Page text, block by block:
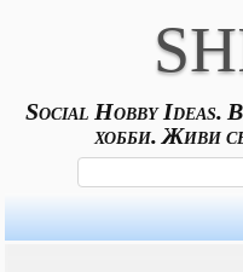
Social Hobby Ideas.
хобби. Живи